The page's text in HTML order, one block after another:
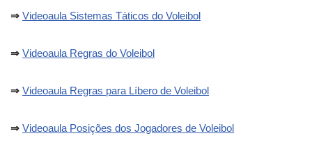
⇒ Videoaula Sistemas Táticos do Voleibol
⇒ Videoaula Regras do Voleibol
⇒ Videoaula Regras para Líbero de Voleibol
⇒ Videoaula Posições dos Jogadores de Voleibol